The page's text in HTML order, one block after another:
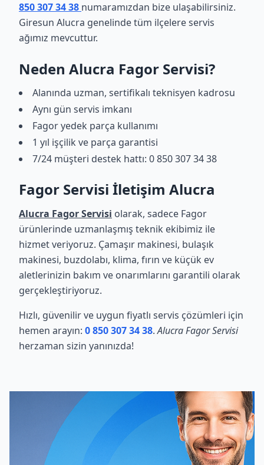
850 307 34 38 numaramızdan bize ulaşabilirsiniz.
Giresun Alucra genelinde tüm ilçelere servis
ağımız mevcuttur.
Neden Alucra Fagor Servisi?
Alanında uzman, sertifikalı teknisyen kadrosu
Aynı gün servis imkanı
Fagor yedek parça kullanımı
1 yıl işçilik ve parça garantisi
7/24 müşteri destek hattı: 0 850 307 34 38
Fagor Servisi İletişim Alucra
Alucra Fagor Servisi olarak, sadece Fagor
ürünlerinde uzmanlaşmış teknik ekibimiz ile
hizmet veriyoruz. Çamaşır makinesi, bulaşık
makinesi, buzdolabı, klima, fırın ve küçük ev
aletlerinizin bakım ve onarımlarını garantili olarak
gerçekleştiriyoruz.
Hızlı, güvenilir ve uygun fiyatlı servis çözümleri için
hemen arayın: 0 850 307 34 38.Alucra Fagor Servisi
herzaman sizin yanınızda!